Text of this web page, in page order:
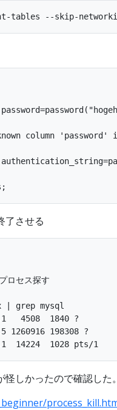
column
了させる
ロセス探す
| grep mysql
4508  1840 ?
1260916 198308 ?
しかったので確認した。